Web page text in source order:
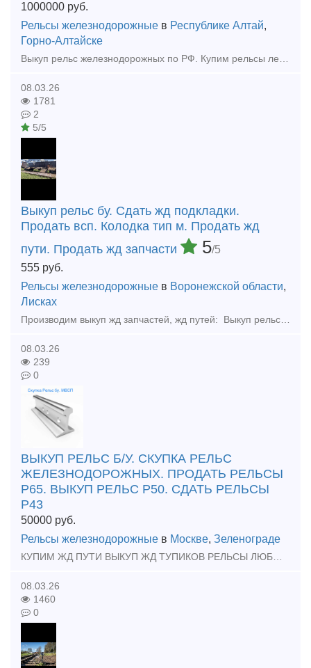
1000000 руб.
Рельсы железнодорожные в Республике Алтай,
Горно-Алтайске
Выкуп рельс железнодорожных по РФ. Купим рельсы лежалые, Гос резерв, б/у. Купим материалы верхнего строения пути. ВЫКУП ТЕПЛОВОЗОВ ТЭМ. ТГМ. ТГК ПРОДАТЬ ЖД ЗАПЧАСТИ МОЖНО У НАС. 89527
08.03.26
1781
2
5/5
Выкуп рельс бу. Сдать жд подкладки.
Продать всп. Колодка тип м. Продать жд
пути. Продать жд запчасти
5/5
555 руб.
Рельсы железнодорожные в Воронежской области,
Лисках
Производим выкуп жд запчастей, жд путей: Выкуп рельс, Колесные пары бу, Накладки Подкладки под рельс новые и бу. Болты, костыли, шайбы, клемма пк, шурупы. Выкупаем рельсы железнодорожные, трамвайные
08.03.26
239
0
ВЫКУП РЕЛЬС Б/У. СКУПКА РЕЛЬС
ЖЕЛЕЗНОДОРОЖНЫХ. ПРОДАТЬ РЕЛЬСЫ
Р65. ВЫКУП РЕЛЬС Р50. СДАТЬ РЕЛЬСЫ
Р43
50000 руб.
Рельсы железнодорожные в Москве, Зеленограде
КУПИМ ЖД ПУТИ ВЫКУП ЖД ТУПИКОВ РЕЛЬСЫ ЛЮБЫХ МАРОК МАТЕРИАЛЫ ВСП РАБОТАЕМ ПО ВСЕЙ РОССИИ ЗВОНИТЕ НАМ ! 89527311117. Вотсап. Телеграмм.
08.03.26
1460
0